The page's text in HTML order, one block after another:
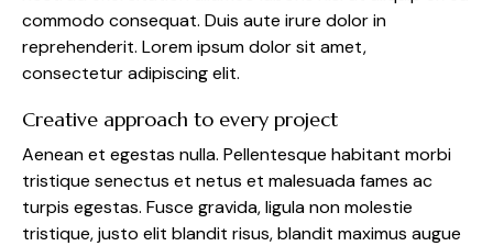
commodo consequat. Duis aute irure dolor in
reprehenderit. Lorem ipsum dolor sit amet,
consectetur adipiscing elit.
Creative approach to every project
Aenean et egestas nulla. Pellentesque habitant morbi
tristique senectus et netus et malesuada fames ac
turpis egestas. Fusce gravida, ligula non molestie
tristique, justo elit blandit risus, blandit maximus augue